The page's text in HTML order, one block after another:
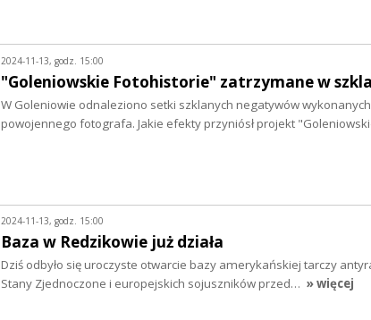
2024-11-13, godz. 15:00
"Goleniowskie Fotohistorie" zatrzymane w
W Goleniowie odnaleziono setki szklanych negatywów
powojennego fotografa. Jakie efekty przyniósł projekt
2024-11-13, godz. 15:00
Baza w Redzikowie już działa
Dziś odbyło się uroczyste otwarcie bazy amerykańskiej tarczy
Stany Zjednoczone i europejskich sojuszników przed… » więcej